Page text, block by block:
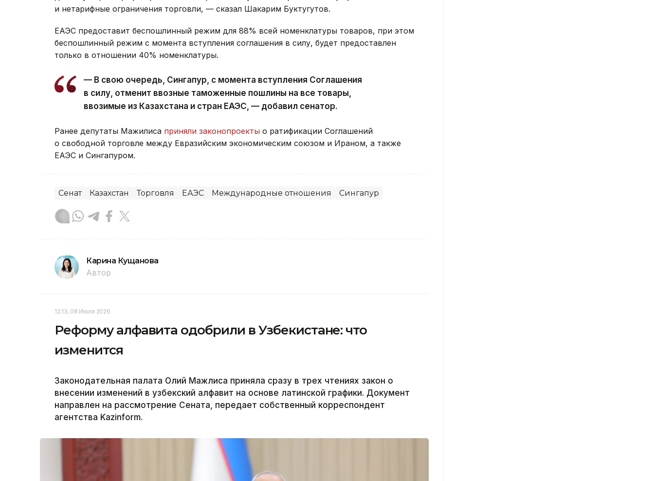
и нетарифные ограничения торговли, — сказал Шакарим Буктугутов.
ЕАЭС предоставит беспошлинный режим для 88% всей номенклатуры товаров, при этом
беспошлинный режим с момента вступления соглашения в силу, будет предоставлен
только в отношении 40% номенклатуры.
— В свою очередь, Сингапур, с момента вступления Соглашения
в силу, отменит ввозные таможенные пошлины на все товары,
ввозимые из Казахстана и стран ЕАЭС, — добавил сенатор.
Ранее депутаты Мажилиса приняли законопроекты о ратификации Соглашений
о свободной торговле между Евразийским экономическим союзом и Ираном, а также
ЕАЭС и Сингапуром.
Сенат Казахстан Торговля ЕАЭС Международные отношения Сингапур
Карина Кущанова
Автор
12:13, 08 Июля 2026
Реформу алфавита одобрили в Узбекистане: что
изменится
Законодательная палата Олий Мажлиса приняла сразу в трех чтениях закон о
внесении изменений в узбекский алфавит на основе латинской графики. Документ
направлен на рассмотрение Сената, передает собственный корреспондент
агентства Kazinform.